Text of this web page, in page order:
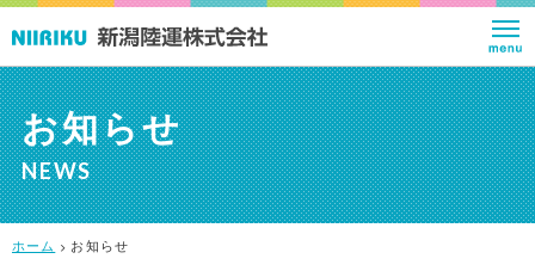
お知らせ
NEWS
ホーム お知らせ